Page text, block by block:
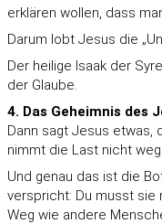
erklären wollen, dass
Darum lobt Jesus die
Der heilige Isaak der
der Glaube.
4. Das Geheimnis des
Dann sagt Jesus etwas,
nimmt die Last nicht
Und genau das ist die
verspricht: Du musst sie
Weg wie andere